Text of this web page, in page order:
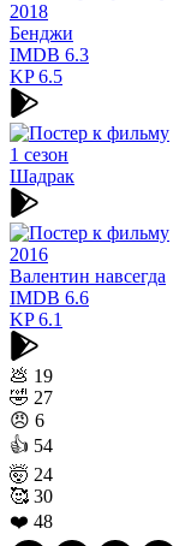
2018
Бенджи
IMDB 6.3
KP6.5
1 сезон
Шадрак
2016
Валентин навсегда
IMDB 6.6
KP6.1
💩 19
🤣 27
😠 6
👍 54
🤯 24
🥰 30
❤️ 48